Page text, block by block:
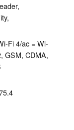
Fi 4/ac = Wi-
GSM, CDMA,